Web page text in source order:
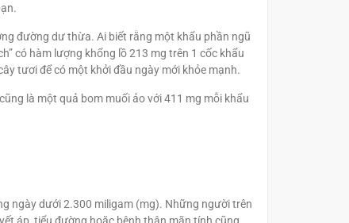
đường dư thừa. Ai biết rằng một khẩu phần ngũ
có hàm lượng khổng lồ 213 mg trên 1 cốc khẩu
tươi để có một khởi đầu ngày mới khỏe mạnh.
là một quả bom muối ảo với 411 mg mỗi khẩu
ngày dưới 2.300 miligam (mg). Những người trên